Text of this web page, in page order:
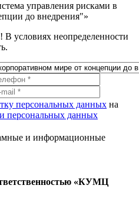
управления рисками в
до внедрения"»
В условиях неопределенности
персональных данных на
персональных данных
и информационные
«КУМЦ